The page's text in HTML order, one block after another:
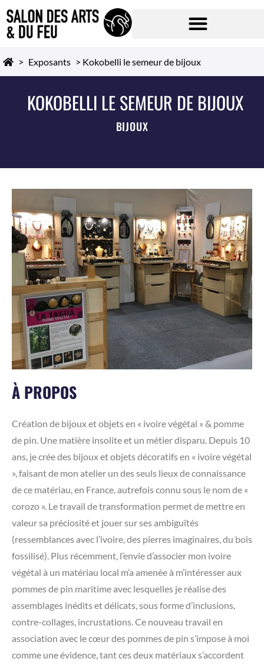
> Exposants > Kokobelli le semeur de bijoux
KOKOBELLI LE SEMEUR DE BIJOUX
BIJOUX
À PROPOS
Création de bijoux et objets en « ivoire végétal » & pomme
de pin. Une matière insolite et un métier disparu. Depuis 10
ans, je crée des bijoux et objets décoratifs en « ivoire végétal
», faisant de mon atelier un des seuls lieux de connaissance
de ce matériau, en France, autrefois connu sous le nom de «
corozo ». Le travail de transformation permet de mettre en
valeur sa préciosité et jouer sur ses ambiguïtés
(ressemblances avec l’ivoire, des pierres imaginaires, du bois
fossilisé). Plus récemment, l’envie d’associer mon ivoire
végétal à un matériau local m’a amenée à m’intéresser aux
pommes de pin maritime avec lesquelles je réalise des
assemblages inédits et délicats, sous forme d’inclusions,
contre-collages, incrustations. Ce nouveau travail en
association avec le cœur des pommes de pin s’impose à moi
comme une évidence, tant ces deux matériaux s’accordent